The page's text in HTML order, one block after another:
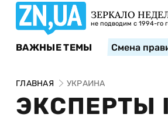
ЗЕРКАЛО
не подводим с 1994-го
ВАЖНЫЕ ТЕМЫ Смена
ГЛАВНАЯ УКРАИНА
ЭКСПЕРТЫ